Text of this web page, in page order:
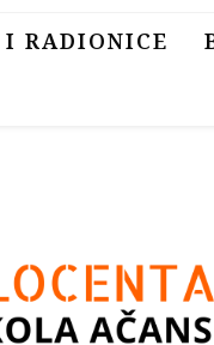
I RADIONICE